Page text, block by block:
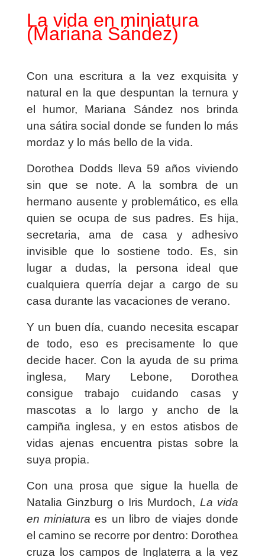
La vida en miniatura
(Mariana Sández)
Con una escritura a la vez exquisita y
natural en la que despuntan la ternura y
el humor, Mariana Sández nos brinda
una sátira social donde se funden lo más
mordaz y lo más bello de la vida.
Dorothea Dodds lleva 59 años viviendo
sin que se note. A la sombra de un
hermano ausente y problemático, es ella
quien se ocupa de sus padres. Es hija,
secretaria, ama de casa y adhesivo
invisible que lo sostiene todo. Es, sin
lugar a dudas, la persona ideal que
cualquiera querría dejar a cargo de su
casa durante las vacaciones de verano.
Y un buen día, cuando necesita escapar
de todo, eso es precisamente lo que
decide hacer. Con la ayuda de su prima
inglesa, Mary Lebone, Dorothea
consigue trabajo cuidando casas y
mascotas a lo largo y ancho de la
campiña inglesa, y en estos atisbos de
vidas ajenas encuentra pistas sobre la
suya propia.
Con una prosa que sigue la huella de
Natalia Ginzburg o Iris Murdoch, La vida
en miniatura es un libro de viajes donde
el camino se recorre por dentro: Dorothea
cruza los campos de Inglaterra a la vez